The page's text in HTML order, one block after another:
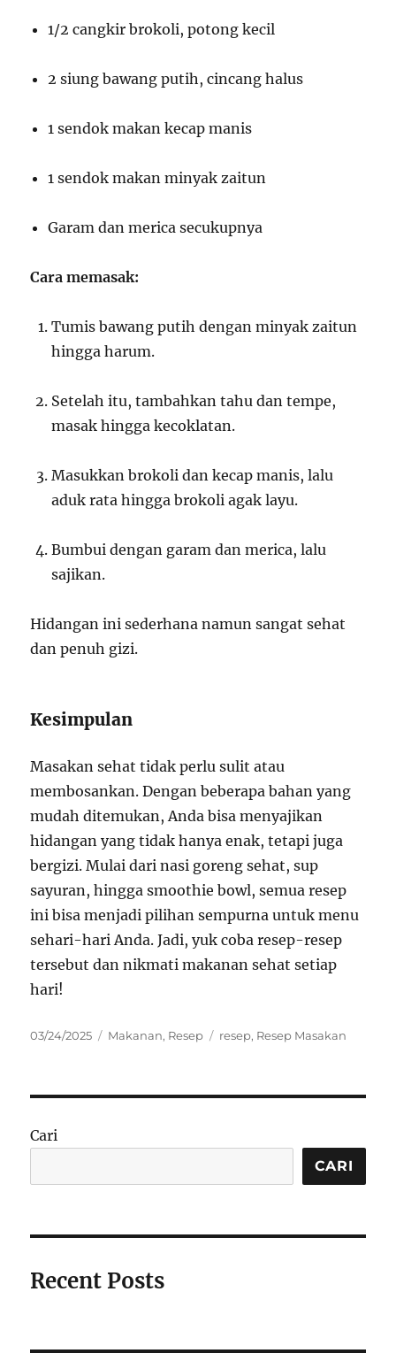
1/2 cangkir brokoli, potong kecil
2 siung bawang putih, cincang halus
1 sendok makan kecap manis
1 sendok makan minyak zaitun
Garam dan merica secukupnya
Cara memasak:
Tumis bawang putih dengan minyak zaitun
hingga harum.
Setelah itu, tambahkan tahu dan tempe,
masak hingga kecoklatan.
Masukkan brokoli dan kecap manis, lalu
aduk rata hingga brokoli agak layu.
Bumbui dengan garam dan merica, lalu
sajikan.
Hidangan ini sederhana namun sangat sehat
dan penuh gizi.
Kesimpulan
Masakan sehat tidak perlu sulit atau
membosankan. Dengan beberapa bahan yang
mudah ditemukan, Anda bisa menyajikan
hidangan yang tidak hanya enak, tetapi juga
bergizi. Mulai dari nasi goreng sehat, sup
sayuran, hingga smoothie bowl, semua resep
ini bisa menjadi pilihan sempurna untuk menu
sehari-hari Anda. Jadi, yuk coba resep-resep
tersebut dan nikmati makanan sehat setiap
hari!
Posted
03/24/2025 Categories
Makanan, Resep Tags
resep, Resep Masakan
Cari
CARI
Recent Posts